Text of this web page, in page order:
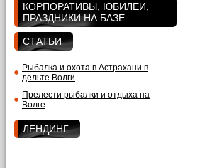
КОРПОРАТИВЫ, ЮБИЛЕИ,
ПРАЗДНИКИ НА БАЗЕ
СТАТЬИ
Рыбалка и охота в Астрахани в
дельте Волги
Прелести рыбалки и отдыха на
Волге
ЛЕНДИНГ